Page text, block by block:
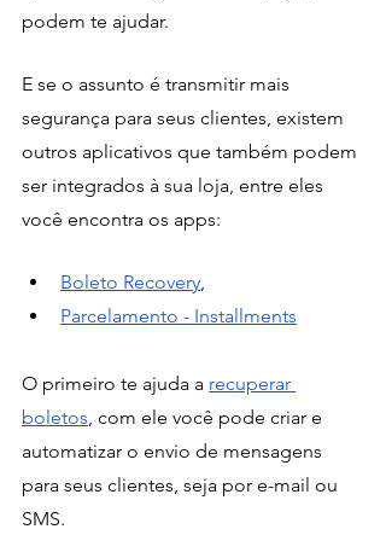
podem te ajudar.
E se o assunto é transmitir mais
segurança para seus clientes, existem
outros aplicativos que também podem
ser integrados à sua loja, entre eles
você encontra os apps:
Boleto Recovery
Parcelamento - Installments
O primeiro te ajuda a recuperar
boletos , com ele você pode criar e
automatizar o envio de mensagens
para seus clientes, seja por e-mail ou
SMS.